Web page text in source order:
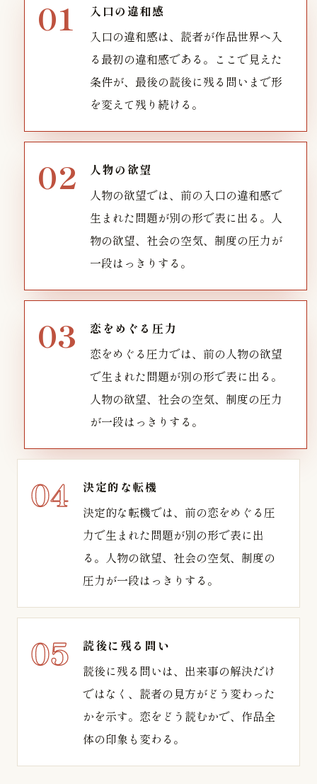
入口の違和感
入口の違和感は、読者が作品世界へ入
る最初の違和感である。ここで見えた
条件が、最後の読後に残る問いまで形
を変えて残り続ける。
人物の欲望
人物の欲望では、前の入口の違和感で
生まれた問題が別の形で表に出る。人
物の欲望、社会の空気、制度の圧力が
一段はっきりする。
恋をめぐる圧力
恋をめぐる圧力では、前の人物の欲望
で生まれた問題が別の形で表に出る。
人物の欲望、社会の空気、制度の圧力
が一段はっきりする。
決定的な転機
決定的な転機では、前の恋をめぐる圧
力で生まれた問題が別の形で表に出
る。人物の欲望、社会の空気、制度の
圧力が一段はっきりする。
読後に残る問い
読後に残る問いは、出来事の解決だけ
ではなく、読者の見方がどう変わった
かを示す。恋をどう読むかで、作品全
体の印象も変わる。